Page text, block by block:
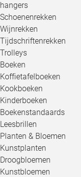
hangers
Schoenenrekken
Wijnrekken
Tijdschriftenrekken
Trolleys
Boeken
Koffietafelboeken
Kookboeken
Kinderboeken
Boekenstandaards
Leesbrillen
Planten & Bloemen
Kunstplanten
Droogbloemen
Kunstbloemen